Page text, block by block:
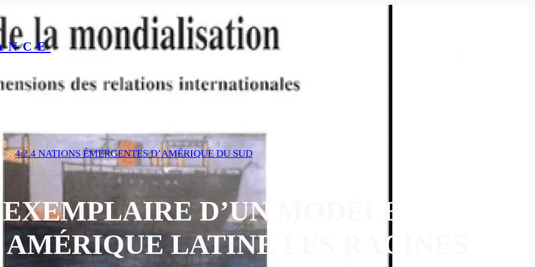
du monde
4.2.4 NATIONS ÉMERGENTES D’AMÉRIQUE DU SUD
EXEMPLAIRE D’UN MODÈLE
AMÉRIQUE LATINE LES RACINES